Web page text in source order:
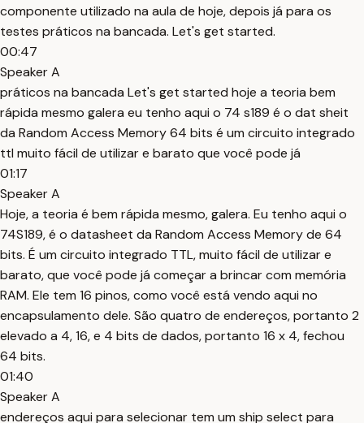
componente utilizado na aula de hoje, depois já para os
testes práticos na bancada. Let's get started.
00:47
Speaker A
práticos na bancada Let's get started hoje a teoria bem
rápida mesmo galera eu tenho aqui o 74 s189 é o dat sheit
da Random Access Memory 64 bits é um circuito integrado
ttl muito fácil de utilizar e barato que você pode já
01:17
Speaker A
Hoje, a teoria é bem rápida mesmo, galera. Eu tenho aqui o
74S189, é o datasheet da Random Access Memory de 64
bits. É um circuito integrado TTL, muito fácil de utilizar e
barato, que você pode já começar a brincar com memória
RAM. Ele tem 16 pinos, como você está vendo aqui no
encapsulamento dele. São quatro de endereços, portanto 2
elevado a 4, 16, e 4 bits de dados, portanto 16 x 4, fechou
64 bits.
01:40
Speaker A
endereços aqui para selecionar tem um ship select para